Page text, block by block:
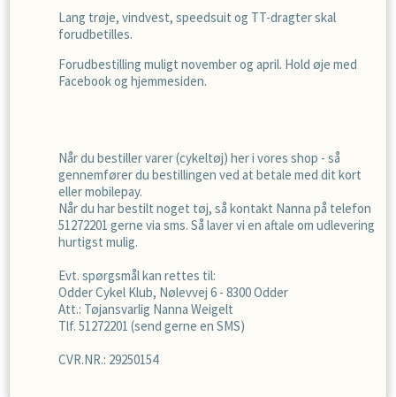
Lang trøje, vindvest, speedsuit og TT-dragter skal
forudbetilles.
Forudbestilling muligt november og april. Hold øje med
Facebook og hjemmesiden.
Når du bestiller varer (cykeltøj) her i vores shop - så
gennemfører du bestillingen ved at betale med dit kort
eller mobilepay.
Når du har bestilt noget tøj, så kontakt Nanna på telefon
51272201 gerne via sms. Så laver vi en aftale om udlevering
hurtigst mulig.
Evt. spørgsmål kan rettes til:
Odder Cykel Klub, Nølevvej 6 - 8300 Odder
Att.: Tøjansvarlig Nanna Weigelt
Tlf. 51272201 (send gerne en SMS)
CVR.NR.: 29250154